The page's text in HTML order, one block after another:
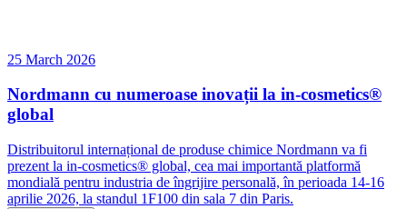
25 March 2026
Nordmann cu numeroase inovații la in-cosmetics®
global
Distribuitorul internațional de produse chimice Nordmann va fi
prezent la in-cosmetics® global, cea mai importantă platformă
mondială pentru industria de îngrijire personală, în perioada 14-16
aprilie 2026, la standul 1F100 din sala 7 din Paris.